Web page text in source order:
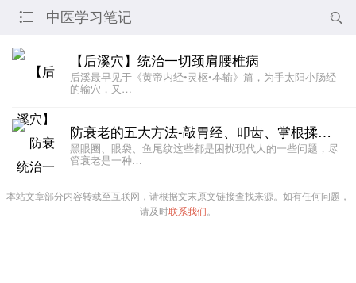
 中医学习笔记 
【后溪穴】统治一切颈肩腰椎病
后溪最早见于《黄帝内经•灵枢•本输》篇，为手太阳小肠经
的输穴，又…
防衰老的五大方法-敲胃经、叩齿、掌根揉耳背、做眼保健操、撞揉鼻骨
黑眼圈、眼袋、鱼尾纹这些都是困扰现代人的一些问题，尽
管衰老是一种…
本站文章部分内容转载至互联网，请根据文末原文链接查找来源。如有任何问题，
请及时联系我们